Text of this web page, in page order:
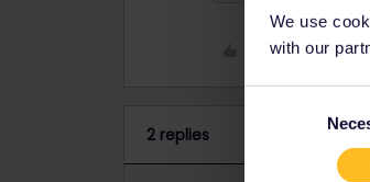
We use
with our
Like
2 replies